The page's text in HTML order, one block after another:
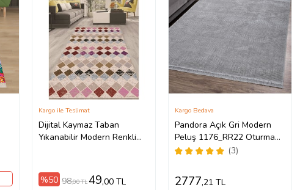
Dijital Kaymaz Taban
Yıkanabilir Modern Renkli
Renkli)
Kargo ile Teslimat
%50 98,00 TL49,00 TL
Pandora Açık Gri Modern
Peluş 1176_RR22 Oturma
Odası ve Salon Halısı
(3)
Kargo Bedava
2777,21 TL